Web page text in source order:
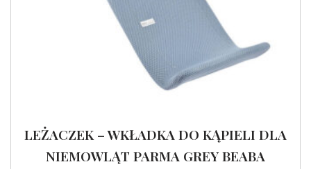
LEŻACZEK – WKŁADKA DO KĄPIELI DLA
NIEMOWLĄT PARMA GREY BEABA